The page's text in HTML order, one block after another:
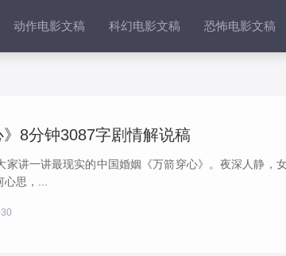
动作电影文稿 科幻电影文稿 恐怖电影文稿
8分钟3087字剧情解说稿
讲一讲最现实的中国婚姻《万箭穿心》。夜深人静，
思，...